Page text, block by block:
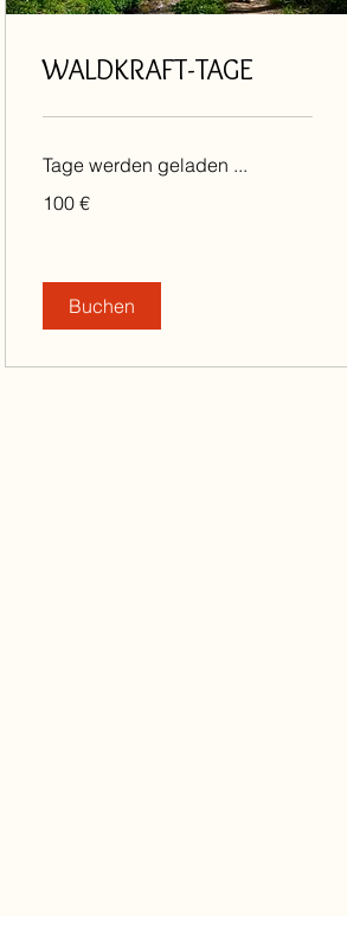
WALDKRAFT-TAGE
Tage werden geladen ...
Euro
100 €
Buchen